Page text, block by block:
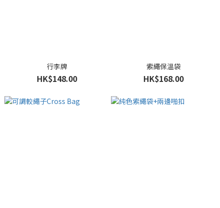
行李牌
HK$148.00
索繩保溫袋
HK$168.00